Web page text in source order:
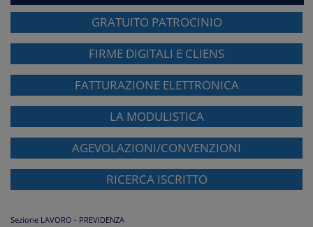
GRATUITO PATROCINIO
FIRME DIGITALI E CLIENS
FATTURAZIONE ELETTRONICA
LA MODULISTICA
AGEVOLAZIONI/CONVENZIONI
RICERCA ISCRITTO
Sezione LAVORO - PREVIDENZA